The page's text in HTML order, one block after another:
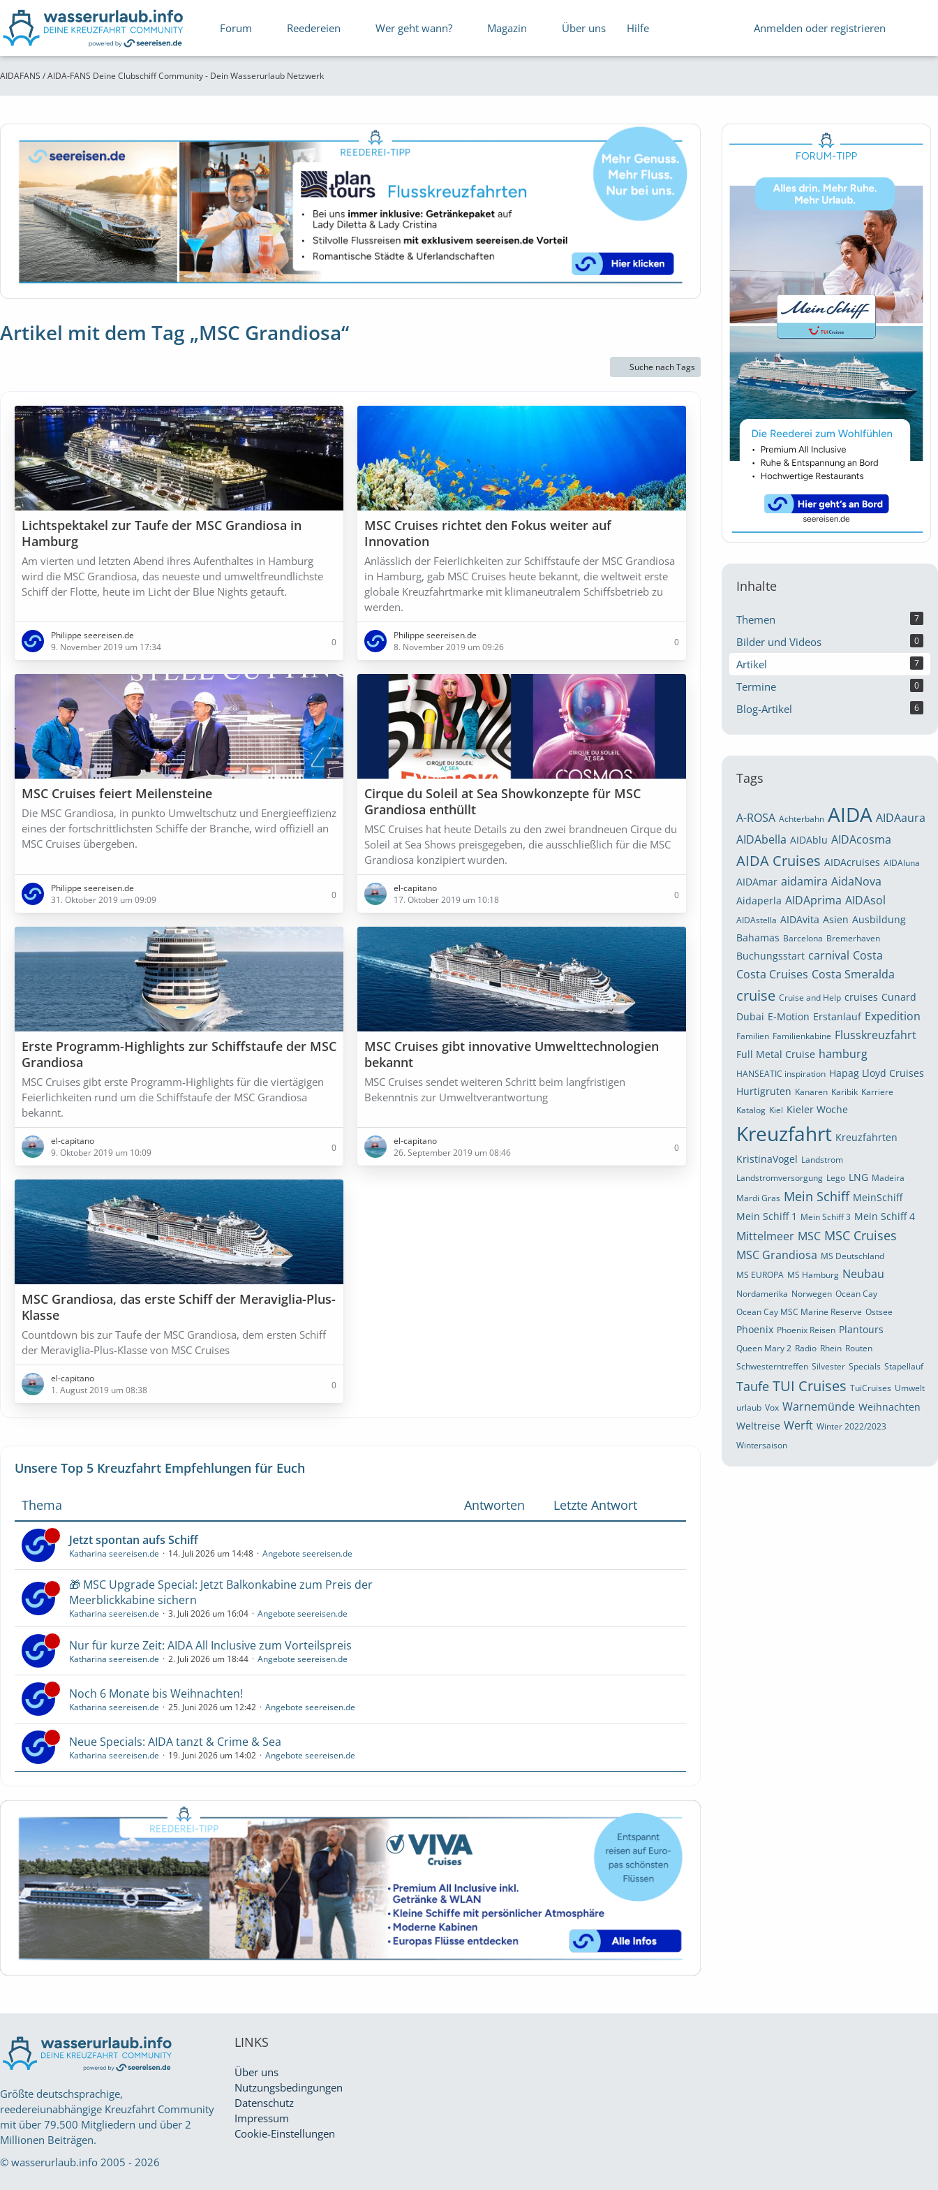
Forum Reedereien Wer geht wann? Magazin Über uns Hilfe Anmelden oder registrieren
AIDAFANS / AIDA-FANS Deine Clubschiff Community - Dein Wasserurlaub Netzwerk
Artikel mit dem Tag „MSC Grandiosa“
Suche nach Tags
Lichtspektakel zur Taufe der MSC Grandiosa in
Hamburg
Am vierten und letzten Abend ihres Aufenthaltes in Hamburg
wird die MSC Grandiosa, das neueste und umweltfreundlichste
Schiff der Flotte, heute im Licht der Blue Nights getauft.
Philippe seereisen.de
9. November 2019 um 17:34
0
MSC Cruises richtet den Fokus weiter auf
Innovation
Anlässlich der Feierlichkeiten zur Schiffstaufe der MSC Grandiosa
in Hamburg, gab MSC Cruises heute bekannt, die weltweit erste
globale Kreuzfahrtmarke mit klimaneutralem Schiffsbetrieb zu
werden.
Philippe seereisen.de
8. November 2019 um 09:26
0
MSC Cruises feiert Meilensteine
Die MSC Grandiosa, in punkto Umweltschutz und Energieeffizienz
eines der fortschrittlichsten Schiffe der Branche, wird offiziell an
MSC Cruises übergeben.
Philippe seereisen.de
31. Oktober 2019 um 09:09
0
Cirque du Soleil at Sea Showkonzepte für MSC
Grandiosa enthüllt
MSC Cruises hat heute Details zu den zwei brandneuen Cirque du
Soleil at Sea Shows preisgegeben, die ausschließlich für die MSC
Grandiosa konzipiert wurden.
el-capitano
17. Oktober 2019 um 10:18
0
Erste Programm-Highlights zur Schiffstaufe der MSC
Grandiosa
MSC Cruises gibt erste Programm-Highlights für die viertägigen
Feierlichkeiten rund um die Schiffstaufe der MSC Grandiosa
bekannt.
el-capitano
9. Oktober 2019 um 10:09
0
MSC Cruises gibt innovative Umwelttechnologien
bekannt
MSC Cruises sendet weiteren Schritt beim langfristigen
Bekenntnis zur Umweltverantwortung
el-capitano
26. September 2019 um 08:46
0
MSC Grandiosa, das erste Schiff der Meraviglia-Plus-
Klasse
Countdown bis zur Taufe der MSC Grandiosa, dem ersten Schiff
der Meraviglia-Plus-Klasse von MSC Cruises
el-capitano
1. August 2019 um 08:38
0
Unsere Top 5 Kreuzfahrt Empfehlungen für Euch
Thema Antworten Letzte Antwort
Jetzt spontan aufs Schiff
Katharina seereisen.de 14. Juli 2026 um 14:48 Angebote seereisen.de
🎁 MSC Upgrade Special: Jetzt Balkonkabine zum Preis der
Meerblickkabine sichern
Katharina seereisen.de 3. Juli 2026 um 16:04 Angebote seereisen.de
Nur für kurze Zeit: AIDA All Inclusive zum Vorteilspreis
Katharina seereisen.de 2. Juli 2026 um 18:44 Angebote seereisen.de
Noch 6 Monate bis Weihnachten!
Katharina seereisen.de 25. Juni 2026 um 12:42 Angebote seereisen.de
Neue Specials: AIDA tanzt & Crime & Sea
Katharina seereisen.de 19. Juni 2026 um 14:02 Angebote seereisen.de
Inhalte
Themen 7
Bilder und Videos 0
Artikel 7
Termine 0
Blog-Artikel 6
Tags
A-ROSA Achterbahn AIDA AIDAaura
AIDAbella AIDAblu AIDAcosma
AIDA Cruises AIDAcruises AIDAluna
AIDAmar aidamira AidaNova
Aidaperla AIDAprima AIDAsol
AIDAstella AIDAvita Asien Ausbildung
Bahamas Barcelona Bremerhaven
Buchungsstart carnival Costa
Costa Cruises Costa Smeralda
cruise Cruise and Help cruises Cunard
Dubai E-Motion Erstanlauf Expedition
Familien Familienkabine Flusskreuzfahrt
Full Metal Cruise hamburg
HANSEATIC inspiration Hapag Lloyd Cruises
Hurtigruten Kanaren Karibik Karriere
Katalog Kiel Kieler Woche
Kreuzfahrt Kreuzfahrten
KristinaVogel Landstrom
Landstromversorgung Lego LNG Madeira
Mardi Gras Mein Schiff MeinSchiff
Mein Schiff 1 Mein Schiff 3 Mein Schiff 4
Mittelmeer MSC MSC Cruises
MSC Grandiosa MS Deutschland
MS EUROPA MS Hamburg Neubau
Nordamerika Norwegen Ocean Cay
Ocean Cay MSC Marine Reserve Ostsee
Phoenix Phoenix Reisen Plantours
Queen Mary 2 Radio Rhein Routen
Schwesterntreffen Silvester Specials Stapellauf
Taufe TUI Cruises TuiCruises Umwelt
urlaub Vox Warnemünde Weihnachten
Weltreise Werft Winter 2022/2023
Wintersaison
Größte deutschsprachige,
reedereiunabhängige Kreuzfahrt Community
mit über 79.500 Mitgliedern und über 2
Millionen Beiträgen.
© wasserurlaub.info 2005 - 2026
LINKS
Über uns
Nutzungsbedingungen
Datenschutz
Impressum
Cookie-Einstellungen